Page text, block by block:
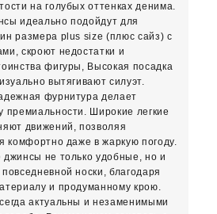
на голубых оттенках денима.
идеально подойдут для
размера plus size (плюс сайз) с
скроют недостатки и
фигуры, Высокая посадка
вытягивают силуэт.
фурнитура делает
премиальности. Широкие легкие
движений, позволяя
комфортно даже в жаркую погоду.
джинсы не только удобные, но и
носки, благодаря
и продуманному крою.
актуальны и незаменимыми